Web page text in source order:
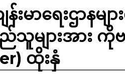
မာရေးဌာနမျ
ျားအား ကိုဗ
ထိုးနှံ